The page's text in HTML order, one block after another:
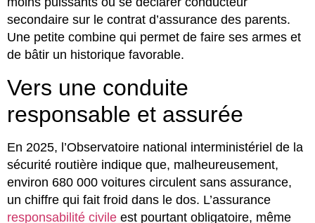
secondaire sur le contrat d’assurance des parents.
Une petite combine qui permet de faire ses armes et
de bâtir un historique favorable.
Vers une conduite
responsable et assurée
En 2025, l’Observatoire national interministériel de la
sécurité routière indique que, malheureusement,
environ 680 000 voitures circulent sans assurance,
un chiffre qui fait froid dans le dos. L’assurance
responsabilité civile est pourtant obligatoire, même